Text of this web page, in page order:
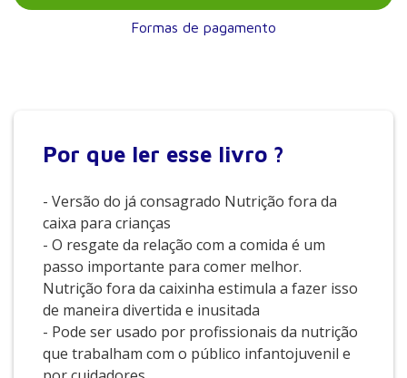
Formas de pagamento
Por que ler esse livro ?
- Versão do já consagrado Nutrição fora da
caixa para crianças
- O resgate da relação com a comida é um
passo importante para comer melhor.
Nutrição fora da caixinha estimula a fazer isso
de maneira divertida e inusitada
- Pode ser usado por profissionais da nutrição
que trabalham com o público infantojuvenil e